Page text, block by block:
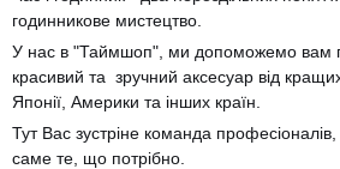
годинникове мистецтво.
У нас в "Таймшоп", ми допоможемо вам
красивий та зручний аксесуар від
Японії, Америки та інших країн.
Тут Вас зустріне команда
саме те, що потрібно.